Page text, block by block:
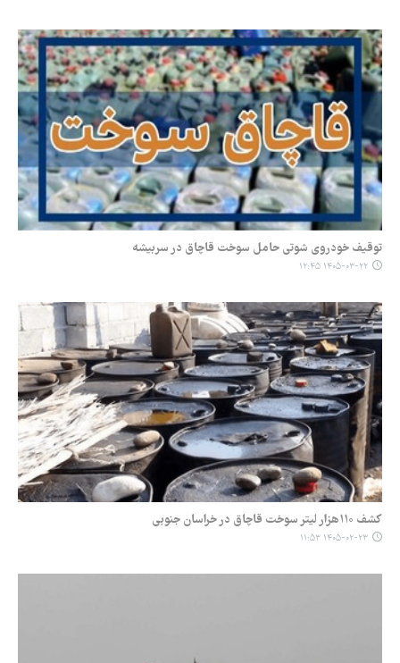
توقیف خودروی شوتی حامل سوخت قاچاق در سربیشه
۱۴۰۵-۰۳-۲۲ ۱۲:۴۵
کشف ۱۱۰هزار لیتر سوخت قاچاق در خراسان جنوبی
۱۴۰۵-۰۲-۲۳ ۱۱:۵۳